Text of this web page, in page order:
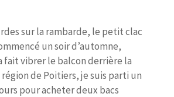
sur la rambarde, le petit clac
un soir d’automne,
fait vibrer le balcon derrière la
de Poitiers, je suis parti un
pour acheter deux bacs